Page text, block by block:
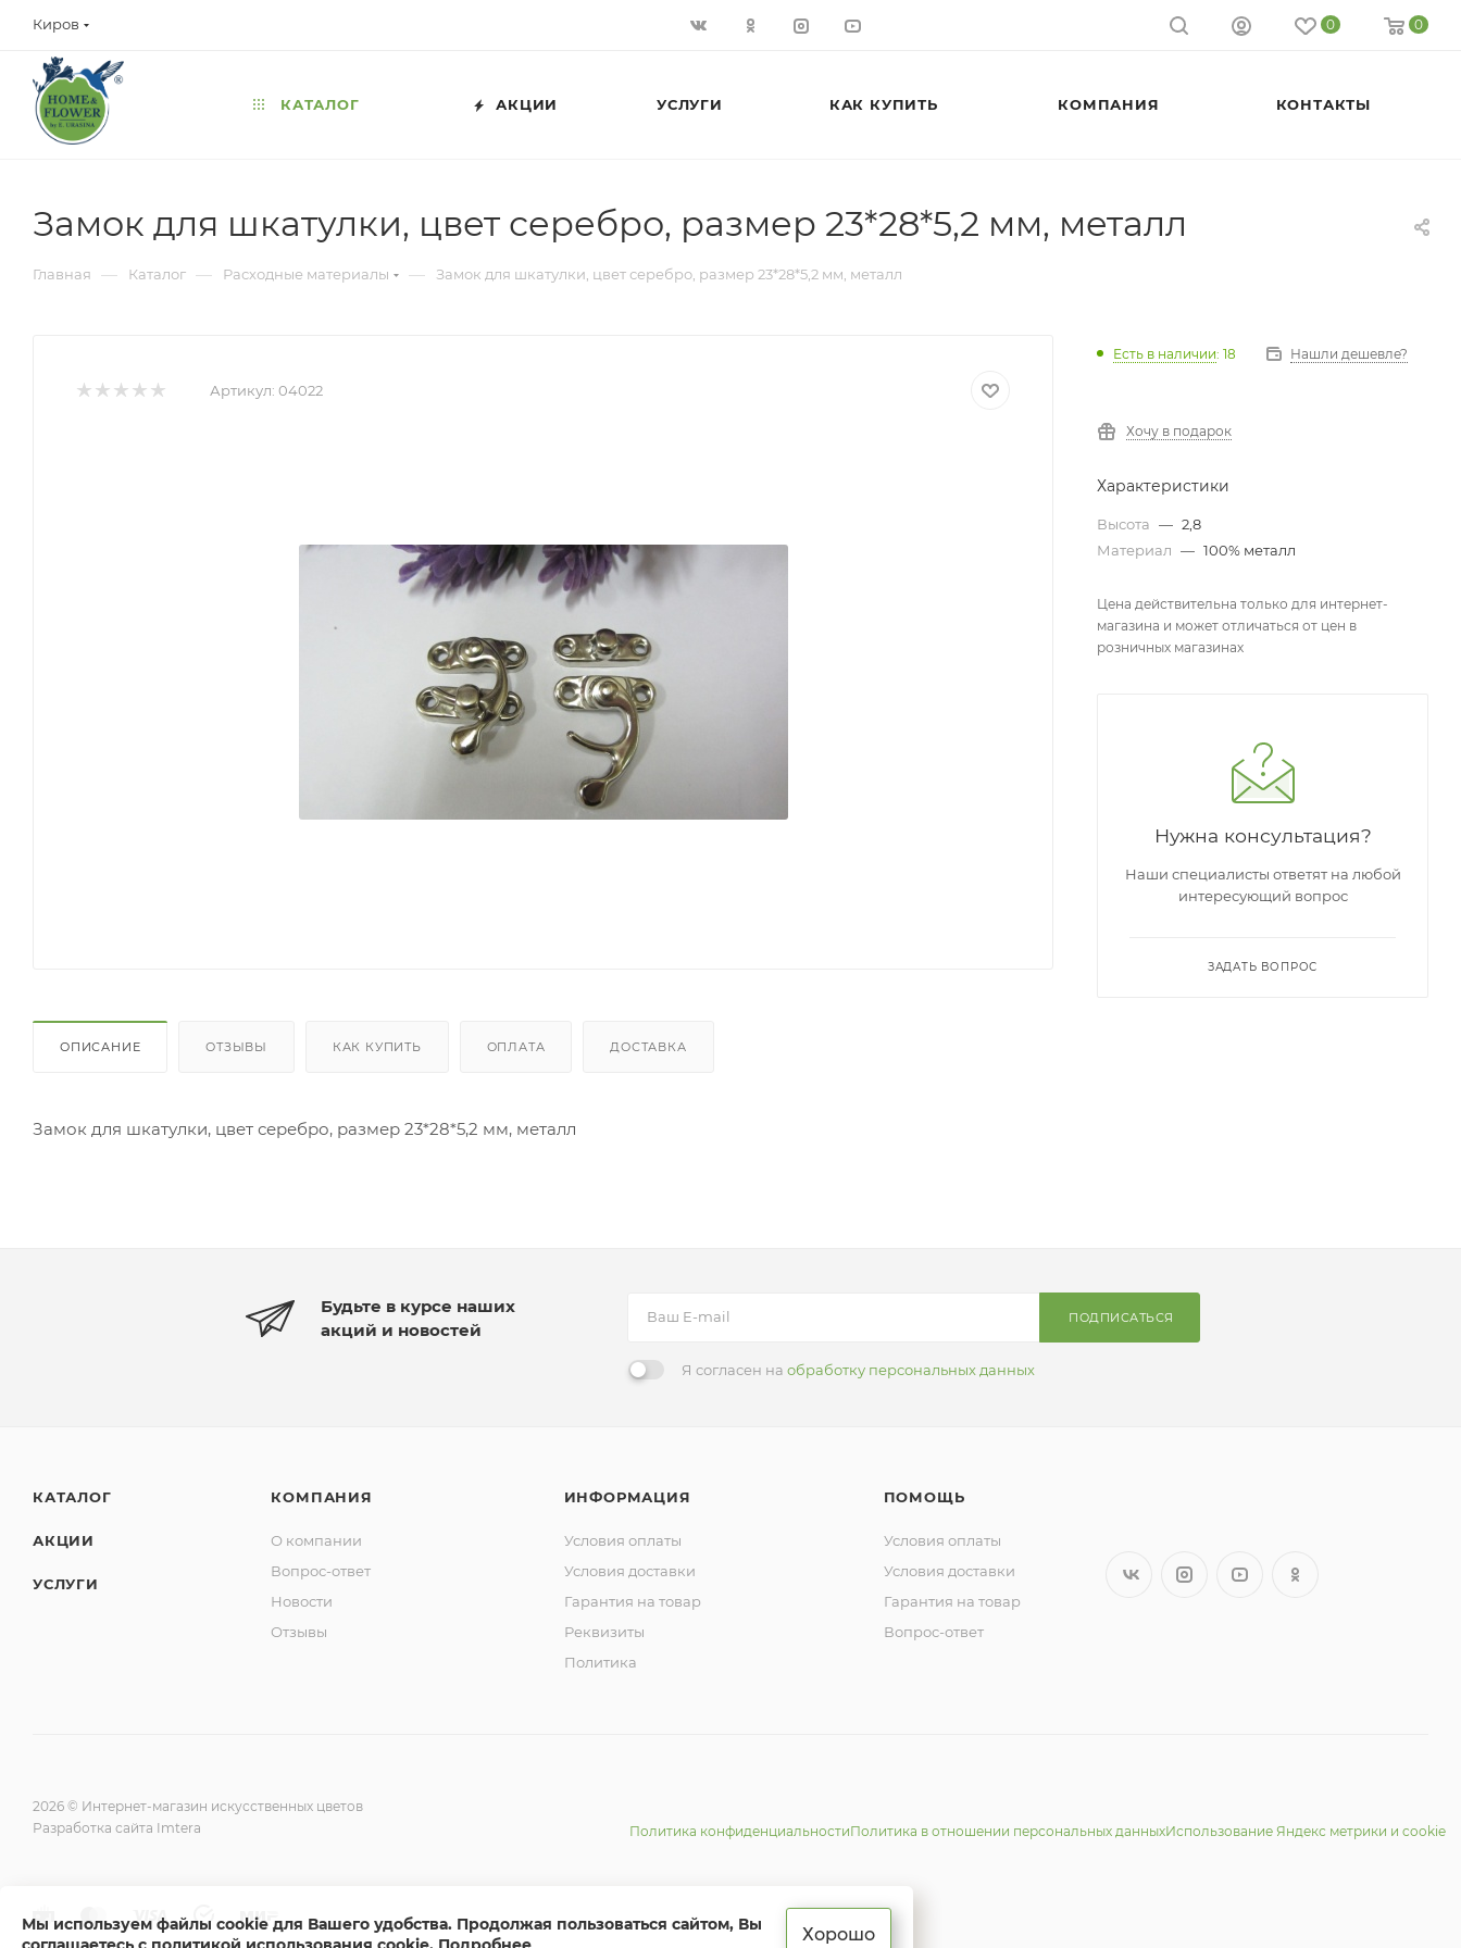
Киров 0 0
КАТАЛОГ АКЦИИ УСЛУГИ КАК КУПИТЬ КОМПАНИЯ КОНТАКТЫ
Замок для шкатулки, цвет серебро, размер 23*28*5,2 мм, металл
Главная — Каталог — Расходные материалы — Замок для шкатулки, цвет серебро, размер 23*28*5,2 мм, металл
Артикул: 04022
ОПИСАНИЕ ОТЗЫВЫ КАК КУПИТЬ ОПЛАТА ДОСТАВКА
Замок для шкатулки, цвет серебро, размер 23*28*5,2 мм, металл
Есть в наличии: 18 Нашли дешевле?
Хочу в подарок
Характеристики
Высота — 2,8
Материал — 100% металл
Цена действительна только для интернет-
магазина и может отличаться от цен в
розничных магазинах
Нужна консультация?
Наши специалисты ответят на любой
интересующий вопрос
ЗАДАТЬ ВОПРОС
Будьте в курсе наших
акций и новостей
ПОДПИСАТЬСЯ
Я согласен на обработку персональных данных
КАТАЛОГ
АКЦИИ
УСЛУГИ
КОМПАНИЯ
О компании
Вопрос-ответ
Новости
Отзывы
ИНФОРМАЦИЯ
Условия оплаты
Условия доставки
Гарантия на товар
Реквизиты
Политика
ПОМОЩЬ
Условия оплаты
Условия доставки
Гарантия на товар
Вопрос-ответ
2026 © Интернет-магазин искусственных цветов
Разработка сайта Imtera
Политика конфиденциальностиПолитика в отношении персональных данныхИспользование Яндекс метрики и cookie
Мы используем файлы cookie для Вашего удобства. Продолжая пользоваться сайтом, Вы
Хорошо